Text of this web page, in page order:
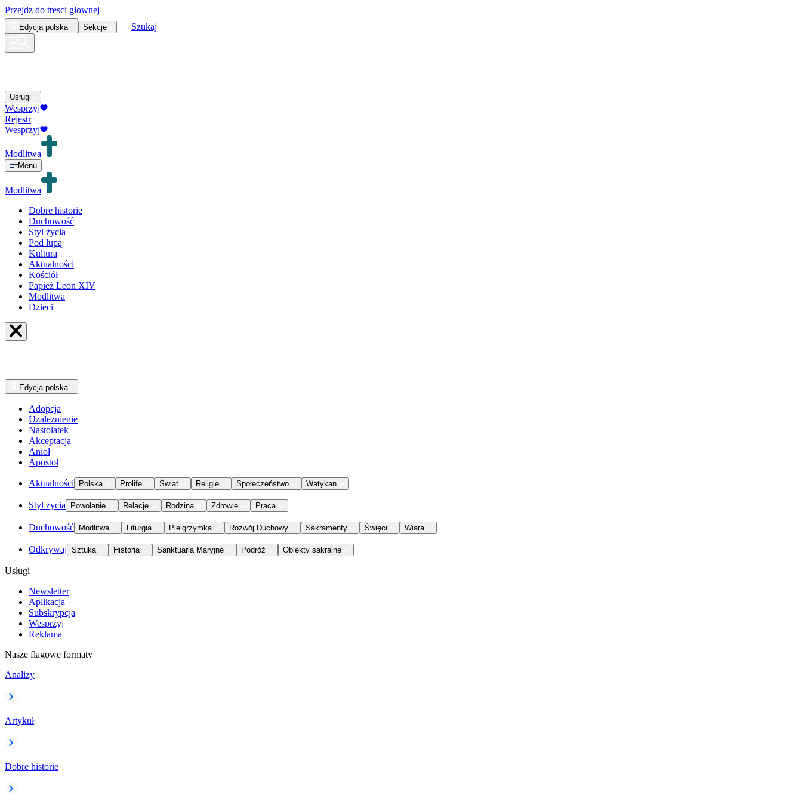
Przejdz do tresci glownej
Edycja polska Sekcje Szukaj
Usługi
Wesprzyj
Rejestr
Wesprzyj
Modlitwa
Menu
Modlitwa
Dobre historie
Duchowość
Styl życia
Pod lupą
Kultura
Aktualności
Kościół
Papież Leon XIV
Modlitwa
Dzieci
Edycja polska
Adopcja
Uzależnienie
Nastolatek
Akceptacja
Anioł
Apostoł
Aktualności Polska Prolife Świat Religie Społeczeństwo Watykan
Styl życia Powołanie Relacje Rodzina Zdrowie Praca
Duchowość Modlitwa Liturgia Pielgrzymka Rozwój Duchowy Sakramenty Święci Wiara
Odkrywaj Sztuka Historia Sanktuaria Maryjne Podróż Obiekty sakralne
Usługi
Newsletter
Aplikacja
Subskrypcja
Wesprzyj
Reklama
Nasze flagowe formaty
Analizy
Artykuł
Dobre historie